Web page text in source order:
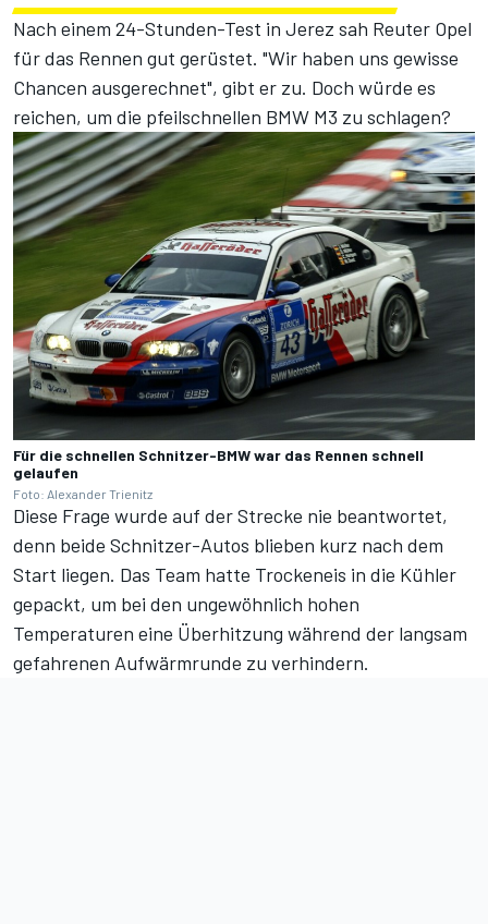
Nach einem 24-Stunden-Test in Jerez sah Reuter Opel
für das Rennen gut gerüstet. "Wir haben uns gewisse
Chancen ausgerechnet", gibt er zu. Doch würde es
reichen, um die pfeilschnellen BMW M3 zu schlagen?
Für die schnellen Schnitzer-BMW war das Rennen schnell
gelaufen
Foto: Alexander Trienitz
Diese Frage wurde auf der Strecke nie beantwortet,
denn beide Schnitzer-Autos blieben kurz nach dem
Start liegen. Das Team hatte Trockeneis in die Kühler
gepackt, um bei den ungewöhnlich hohen
Temperaturen eine Überhitzung während der langsam
gefahrenen Aufwärmrunde zu verhindern.